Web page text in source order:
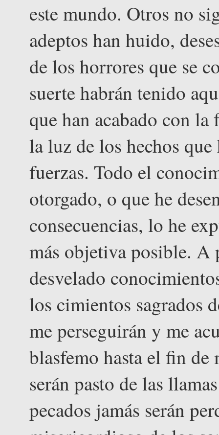
este mundo. Otros no
adeptos han huido,
de los horrores que se
suerte habrán tenido
que han acabado con
la luz de los hechos
fuerzas. Todo el
otorgado, o que he
consecuencias, lo he
más objetiva posible. A
desvelado
los cimientos sagrados
me perseguirán y me
blasfemo hasta el fin de
serán pasto de las
pecados jamás serán